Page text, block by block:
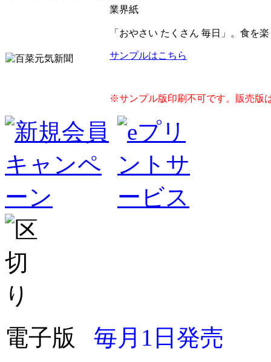
業界紙
「おやさい たくさん 毎日」。食を
サンプルはこちら
※サンプル版印刷不可です。販売版
電子版 毎月1日発売